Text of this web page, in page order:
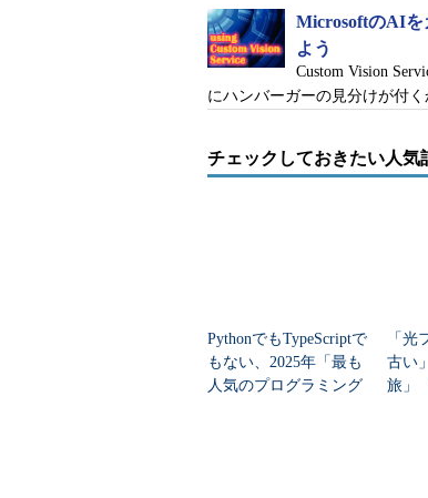
現在も、PwDからのフィ
ションボタンは、あらか
アップ後は入力した内容を
今後は、認識精度や処理
言する会議の場で、誰が
参加を躊躇（ちゅうちょ
りといった、言語の壁に
MicrosoftのAIを
よう
Custom Vision
にハンバーガーの見分けが付
チェックしておきたい人気
PythonでもTypeScriptで
もない、2025年「最も
人気のプログラミング
「光
古い
旅」